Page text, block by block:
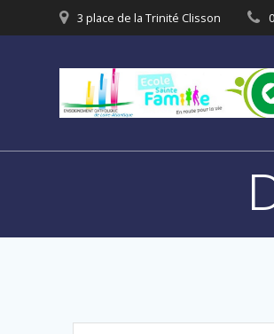
3 place de la Trinité Clisson